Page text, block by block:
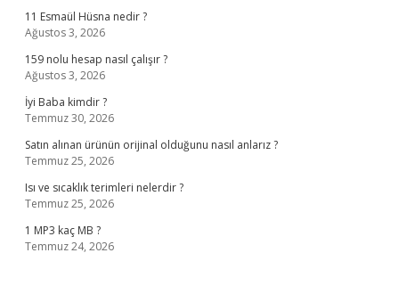
11 Esmaül Hüsna nedir ?
Ağustos 3, 2026
159 nolu hesap nasıl çalışır ?
Ağustos 3, 2026
İyi Baba kimdir ?
Temmuz 30, 2026
Satın alınan ürünün orijinal olduğunu nasıl anlarız ?
Temmuz 25, 2026
Isı ve sıcaklık terimleri nelerdir ?
Temmuz 25, 2026
1 MP3 kaç MB ?
Temmuz 24, 2026